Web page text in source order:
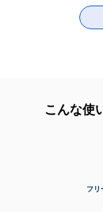
こんな使
フリ